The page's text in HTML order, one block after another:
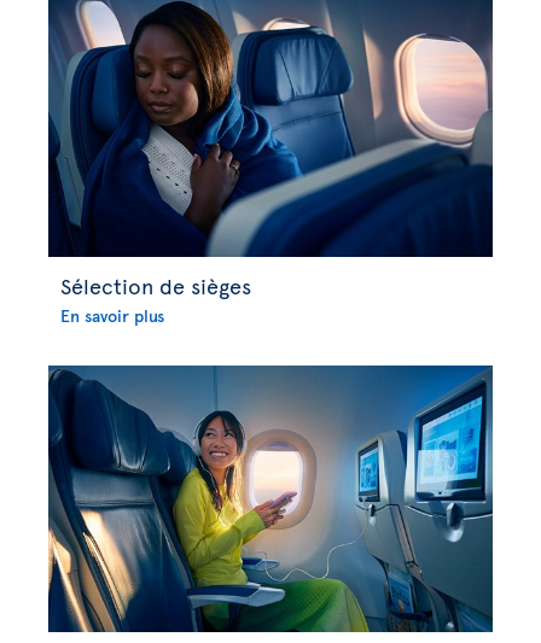
Sélection de sièges
En savoir plus